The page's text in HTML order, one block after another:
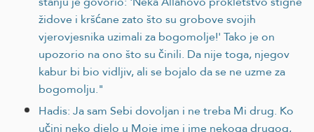
židove i kršćane zato što su grobove svojih
vjerovjesnika uzimali za bogomolje!' Tako je on
upozorio na ono što su činili. Da nije toga, njegov
kabur bi bio vidljiv, ali se bojalo da se ne uzme za
bogomolju."
Hadis: Ja sam Sebi dovoljan i ne treba Mi drug. Ko